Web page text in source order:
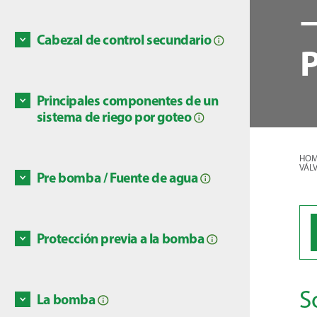
2.
4.
Cabezal de control secundario
El
Principales componentes de un
sistema de riego por goteo
Pre bomba / Fuente de agua
agua
m3/h
Protección previa a la bomba
Las
La bomba